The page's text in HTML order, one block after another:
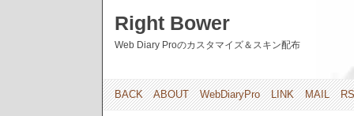
Right Bower
Web Diary Proのカスタマイズ＆スキン配布
BACK ABOUT WebDiaryPro LINK MAIL